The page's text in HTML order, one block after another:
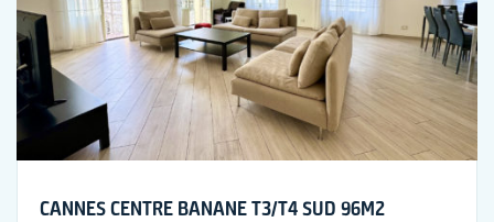
CANNES CENTRE BANANE T3/T4 SUD 96M2